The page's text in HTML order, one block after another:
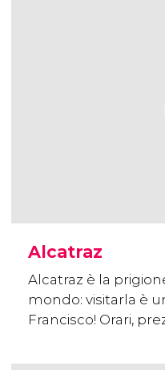
Alcatraz
Alcatraz è la
mondo: visitarla è
Francisco! Orari,